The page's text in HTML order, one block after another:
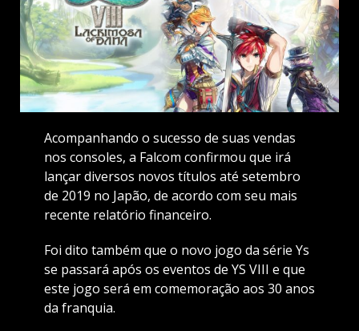
Acompanhando o sucesso de suas vendas
nos consoles, a Falcom confirmou que irá
lançar diversos novos títulos até setembro
de 2019 no Japão, de acordo com seu mais
recente relatório financeiro.
Foi dito também que o novo jogo da série Ys
se passará após os eventos de YS VIII e que
este jogo será em comemoração aos 30 anos
da franquia.